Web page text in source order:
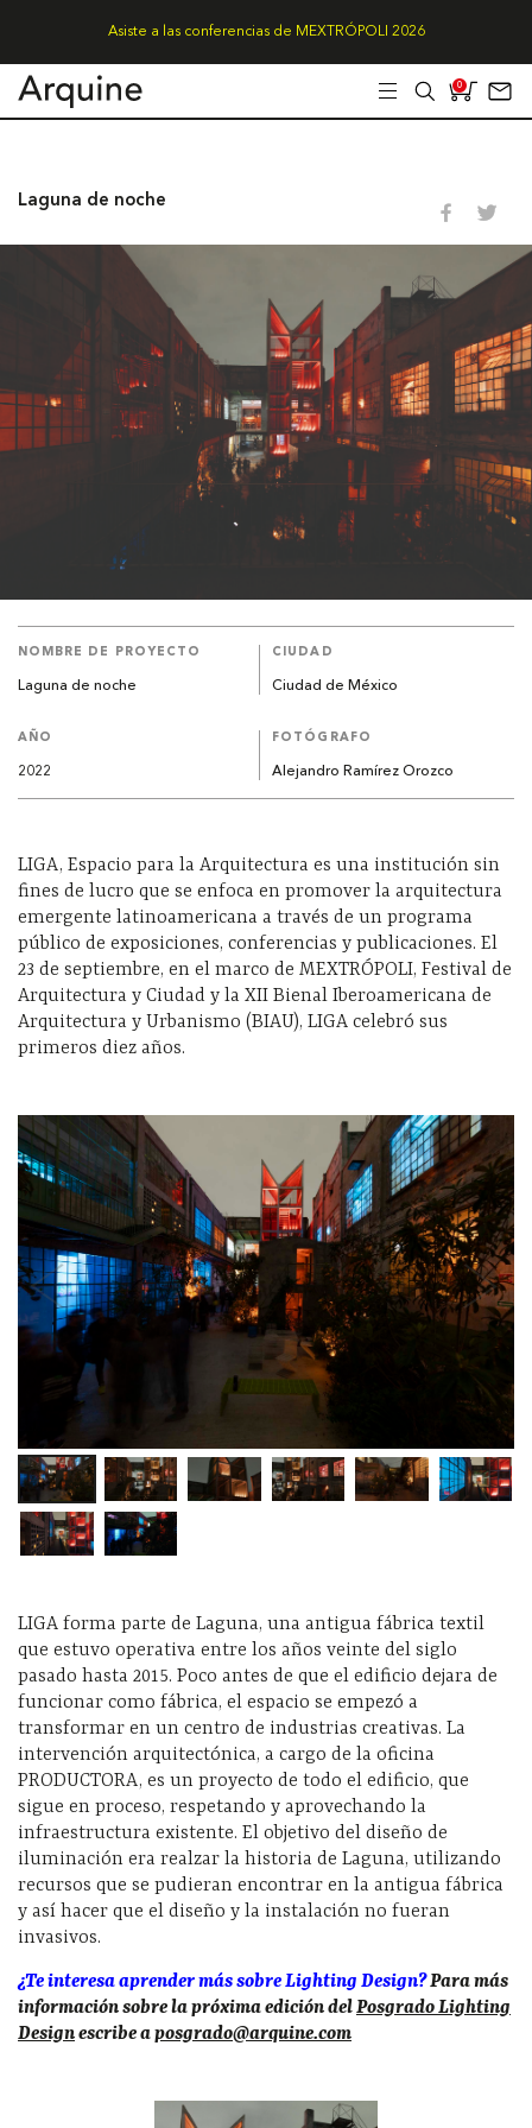
Asiste a las conferencias de MEXTRÓPOLI 2026
0
Laguna de noche
NOMBRE DE PROYECTO
Laguna de noche
CIUDAD
Ciudad de México
AÑO
2022
FOTÓGRAFO
Alejandro Ramírez Orozco
LIGA, Espacio para la Arquitectura es una institución sin
fines de lucro que se enfoca en promover la arquitectura
emergente latinoamericana a través de un programa
público de exposiciones, conferencias y publicaciones. El
23 de septiembre, en el marco de MEXTRÓPOLI, Festival de
Arquitectura y Ciudad y la XII Bienal Iberoamericana de
Arquitectura y Urbanismo (BIAU), LIGA celebró sus
primeros diez años.
LIGA forma parte de Laguna, una antigua fábrica textil
que estuvo operativa entre los años veinte del siglo
pasado hasta 2015. Poco antes de que el edificio dejara de
funcionar como fábrica, el espacio se empezó a
transformar en un centro de industrias creativas. La
intervención arquitectónica, a cargo de la oficina
PRODUCTORA, es un proyecto de todo el edificio, que
sigue en proceso, respetando y aprovechando la
infraestructura existente. El objetivo del diseño de
iluminación era realzar la historia de Laguna, utilizando
recursos que se pudieran encontrar en la antigua fábrica
y así hacer que el diseño y la instalación no fueran
invasivos.
¿Te interesa aprender más sobre Lighting Design?Para más
información sobre la próxima edición delPosgrado Lighting
Designescribe aposgrado@arquine.com